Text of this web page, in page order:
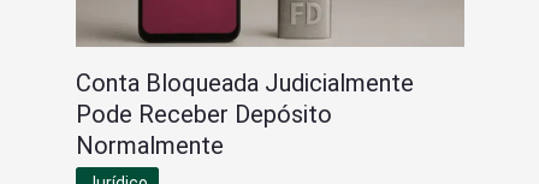
Conta Bloqueada Judicialmente
Pode Receber Depósito
Normalmente